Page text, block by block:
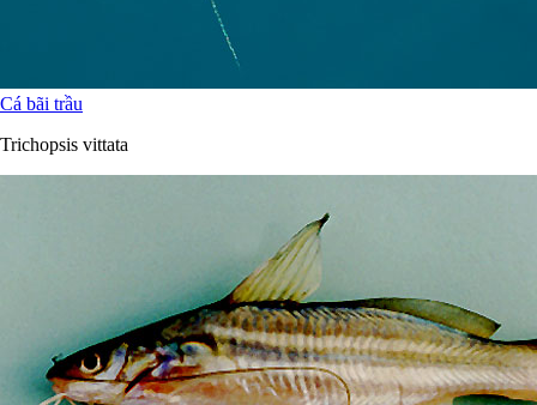
Cá bãi trầu
Trichopsis vittata